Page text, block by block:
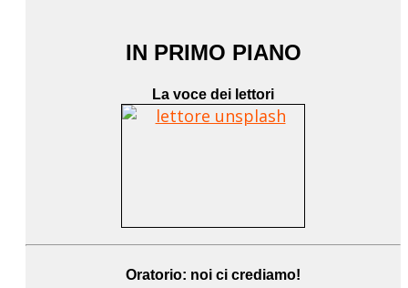
IN PRIMO PIANO
La voce dei lettori
Oratorio: noi ci crediamo!